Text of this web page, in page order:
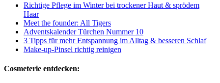
Richtige Pflege im Winter bei trockener Haut & sprödem
Haar
Meet the founder: All Tigers
Adventskalender Türchen Nummer 10
3 Tipps für mehr Entspannung im Alltag & besseren Schlaf
Make-up-Pinsel richtig reinigen
Cosmeterie entdecken: